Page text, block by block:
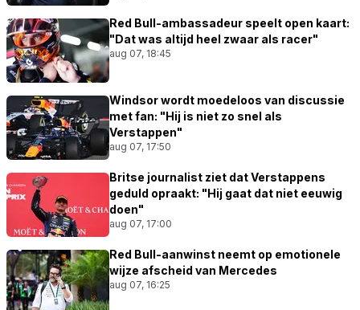
Red Bull-ambassadeur speelt open kaart:
"Dat was altijd heel zwaar als racer"
aug 07, 18:45
Windsor wordt moedeloos van discussie
met fan: "Hij is niet zo snel als
Verstappen"
aug 07, 17:50
Britse journalist ziet dat Verstappens
geduld opraakt: "Hij gaat dat niet eeuwig
doen"
aug 07, 17:00
Red Bull-aanwinst neemt op emotionele
wijze afscheid van Mercedes
aug 07, 16:25